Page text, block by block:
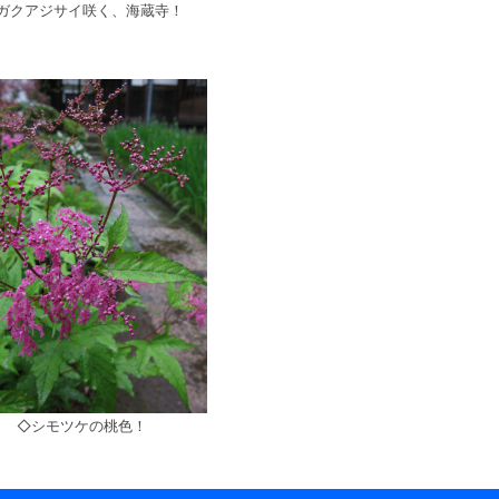
クアジサイ咲く、海蔵寺！
◇シモツケの桃色！